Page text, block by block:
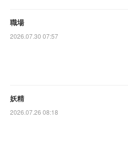
職場
2026.07.30 07:57
妖精
2026.07.26 08:18